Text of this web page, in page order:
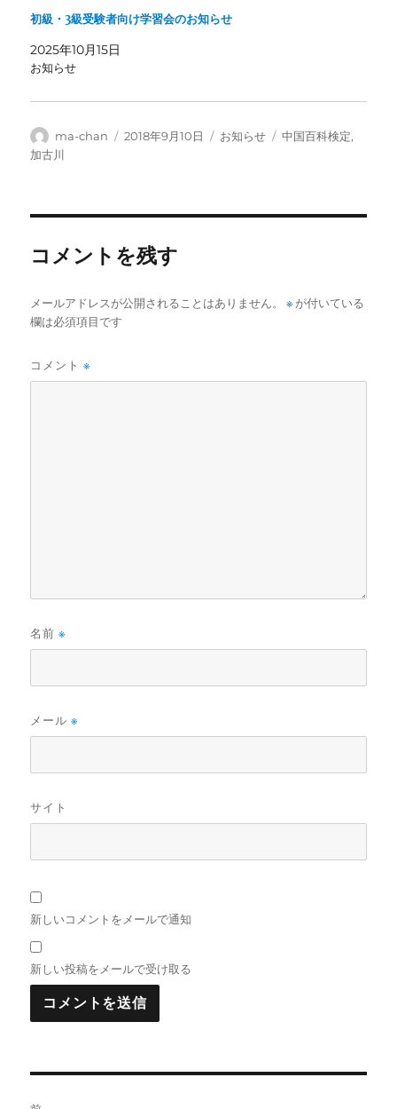
初級・3級受験者向け学習会のお知らせ
2025年10月15日
お知らせ
投
稿
ma-chan
投
2018年9月10日
カ
お知らせ
タ
中国百科検定,
加古川
コメントを残す
メールアドレスが公開されることはありません。 ※ が付いている
欄は必須項目です
コメント※
名前※
メール※
サイト
新しいコメントをメールで通知
新しい投稿をメールで受け取る